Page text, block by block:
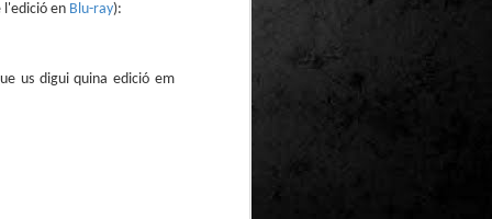
l'edició en Blu-ray):
us digui quina edició em
Un nou Corto Maltès